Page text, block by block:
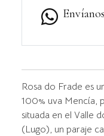
Rosa do Frade es
100% uva Mencía,
situada en el Valle
(Lugo), un paraje